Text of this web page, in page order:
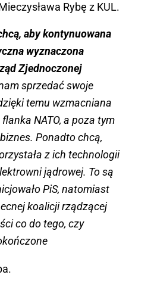
Rybę z KUL.
aby kontynuowana
wyznaczona
Zjednoczonej
sprzedać swoje
temu wzmacniana
NATO, a poza tym
Ponadto chcą,
z ich technologii
jądrowej. To są
PiS, natomiast
koalicji rządzącej
co do tego, czy